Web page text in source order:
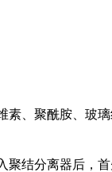
、聚酰胺、玻
结分离器后，